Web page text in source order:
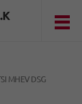
MHEV DSG